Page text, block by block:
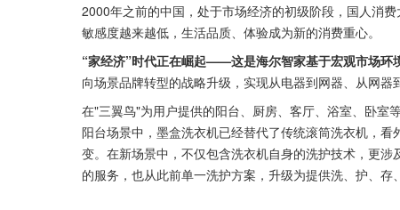
2000年之前的中国，处于市场经济的初级阶段，国人消
敏感度越来越低，生活品质、体验成为新的消费重心。
“家经济”时代正在崛起——这是海尔智家基于宏观市场环
向场景品牌转型的战略升级，实现从电器到网器、从网器
在"三翼鸟"为用户提供的阳台、厨房、客厅、浴室、卧室
阳台场景中，墨盒洗衣机已经替代了传统滚筒洗衣机，
变。在新场景中，不仅包含洗衣机自身的洗护技术，更
的服务，也从此前单一洗护方案，升级为提供洗、护、存